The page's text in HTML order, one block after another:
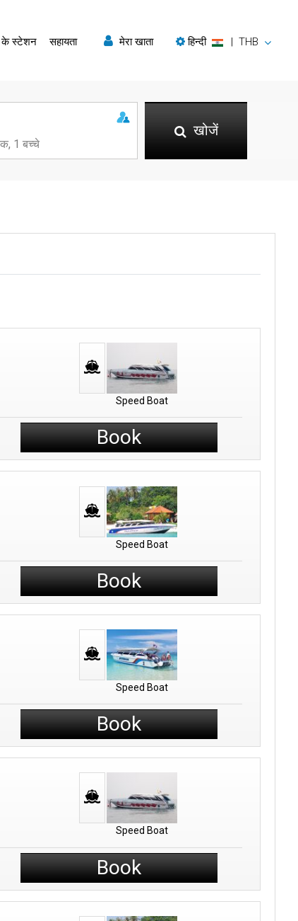
के स्टेशन सहायता मेरा खाता हिन्दी | THB
खोजें
Speed Boat
Book
Speed Boat
Book
Speed Boat
Book
Speed Boat
Book